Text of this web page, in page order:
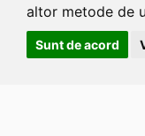
altor metode de
Sunt de acord